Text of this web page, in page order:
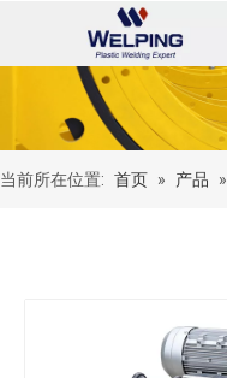
当前所在位置: 首页 » 产品 »